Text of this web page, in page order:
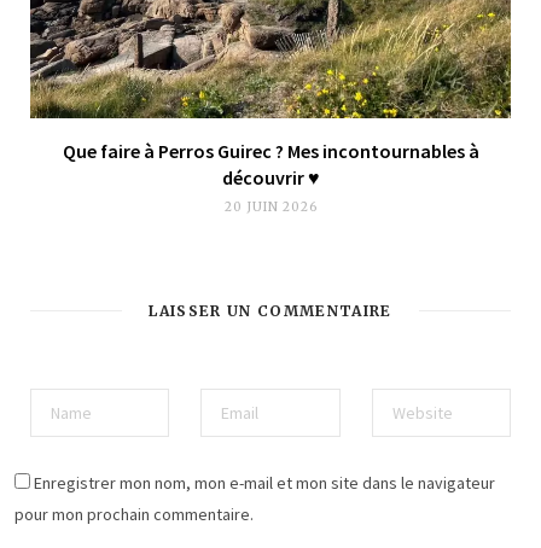
Que faire à Perros Guirec ? Mes incontournables à
découvrir ♥︎
20 JUIN 2026
LAISSER UN COMMENTAIRE
Enregistrer mon nom, mon e-mail et mon site dans le navigateur
pour mon prochain commentaire.